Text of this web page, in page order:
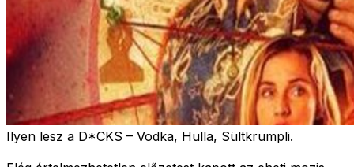
Ilyen lesz a D*CKS – Vodka, Hulla, Sültkrumpli.